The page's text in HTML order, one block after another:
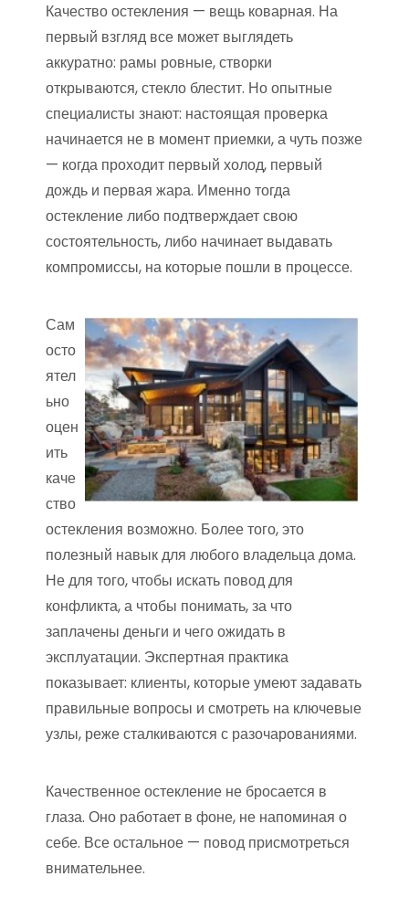
Качество остекления — вещь коварная. На
первый взгляд все может выглядеть
аккуратно: рамы ровные, створки
открываются, стекло блестит. Но опытные
специалисты знают: настоящая проверка
начинается не в момент приемки, а чуть позже
— когда проходит первый холод, первый
дождь и первая жара. Именно тогда
остекление либо подтверждает свою
состоятельность, либо начинает выдавать
компромиссы, на которые пошли в процессе.
Сам
осто
ятел
ьно
оцен
ить
каче
ство
остекления возможно. Более того, это
полезный навык для любого владельца дома.
Не для того, чтобы искать повод для
конфликта, а чтобы понимать, за что
заплачены деньги и чего ожидать в
эксплуатации. Экспертная практика
показывает: клиенты, которые умеют задавать
правильные вопросы и смотреть на ключевые
узлы, реже сталкиваются с разочарованиями.
Качественное остекление не бросается в
глаза. Оно работает в фоне, не напоминая о
себе. Все остальное — повод присмотреться
внимательнее.